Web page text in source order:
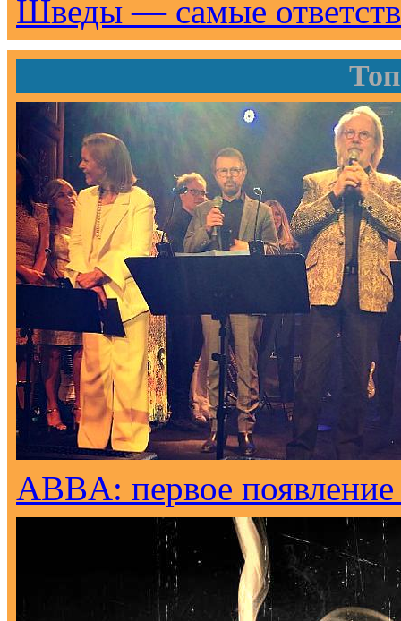
Шведы — самые
ABBA: первое появление